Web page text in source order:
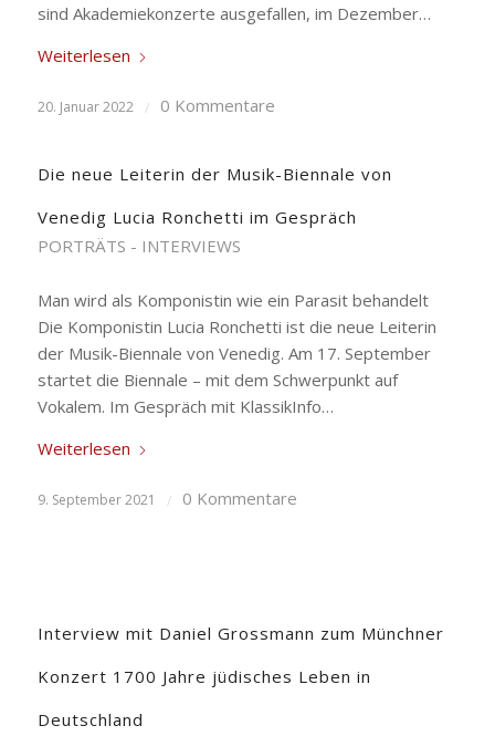
sind Akademiekonzerte ausgefallen, im Dezember…
Weiterlesen
20. Januar 2022 / 0 Kommentare
Die neue Leiterin der Musik-Biennale von
Venedig Lucia Ronchetti im Gespräch
PORTRÄTS - INTERVIEWS
Man wird als Komponistin wie ein Parasit behandelt
Die Komponistin Lucia Ronchetti ist die neue Leiterin
der Musik-Biennale von Venedig. Am 17. September
startet die Biennale – mit dem Schwerpunkt auf
Vokalem. Im Gespräch mit KlassikInfo…
Weiterlesen
9. September 2021 / 0 Kommentare
Interview mit Daniel Grossmann zum Münchner
Konzert 1700 Jahre jüdisches Leben in
Deutschland